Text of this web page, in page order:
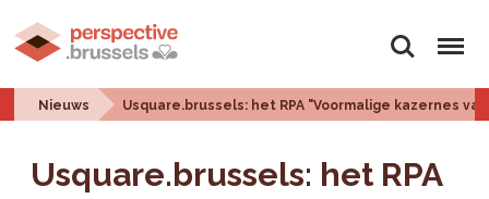
Zoeken Menu
Nieuws Usquare.brussels: het RPA "Voormalige kazernes
Usquare.brussels: het RPA